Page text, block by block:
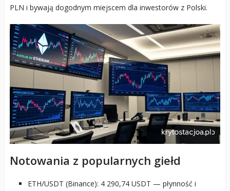
PLN i bywają dogodnym miejscem dla inwestorów z Polski.
Notowania z popularnych giełd
ETH/USDT (Binance): 4 290,74 USDT — płynność i